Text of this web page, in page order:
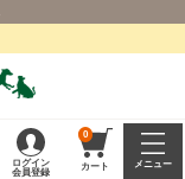
ログイン
会員登録
0
カート メニュー